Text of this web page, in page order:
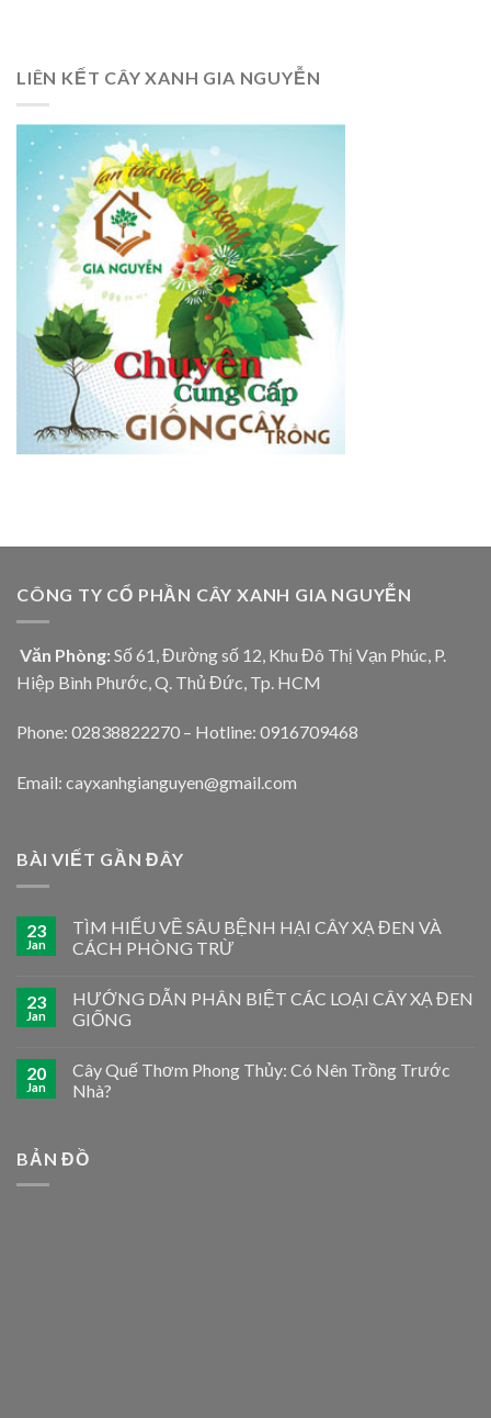
LIÊN KẾT CÂY XANH GIA NGUYỄN
CÔNG TY CỔ PHẦN CÂY XANH GIA NGUYỄN
Văn Phòng: Số 61, Đường số 12, Khu Đô Thị Vạn Phúc, P.
Hiệp Bình Phước, Q. Thủ Đức, Tp. HCM
Phone: 02838822270 – Hotline: 0916709468
Email: cayxanhgianguyen@gmail.com
BÀI VIẾT GẦN ĐÂY
23
Jan
TÌM HIỂU VỀ SÂU BỆNH HẠI CÂY XẠ ĐEN VÀ
CÁCH PHÒNG TRỪ
23
Jan
HƯỚNG DẪN PHÂN BIỆT CÁC LOẠI CÂY XẠ ĐEN
GIỐNG
20
Jan
Cây Quế Thơm Phong Thủy: Có Nên Trồng Trước
Nhà?
BẢN ĐỒ